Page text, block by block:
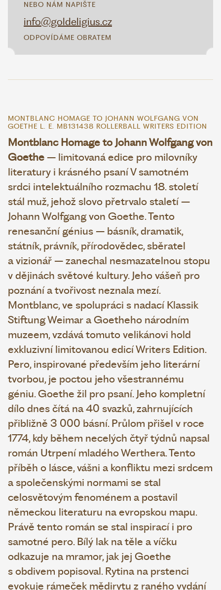
NEBO NÁM NAPIŠTE
info@goldeligius.cz
ODPOVÍDÁME OBRATEM
MONTBLANC HOMAGE TO JOHANN WOLFGANG VON
GOETHE L. E. MB131438 ROLLERBALL WRITERS EDITION
Montblanc Homage to Johann Wolfgang von
Goethe – limitovaná edice pro milovníky
literatury i krásného psaní V samotném
srdci intelektuálního rozmachu 18. století
stál muž, jehož slovo přetrvalo staletí –
Johann Wolfgang von Goethe. Tento
renesanční génius – básník, dramatik,
státník, právník, přírodovědec, sběratel
a vizionář – zanechal nesmazatelnou stopu
v dějinách světové kultury. Jeho vášeň pro
poznání a tvořivost neznala mezí.
Montblanc, ve spolupráci s nadací Klassik
Stiftung Weimar a Goetheho národním
muzeem, vzdává tomuto velikánovi hold
exkluzivní limitovanou edicí Writers Edition.
Pero, inspirované především jeho literární
tvorbou, je poctou jeho všestrannému
géniu. Goethe žil pro psaní. Jeho kompletní
dílo dnes čítá na 40 svazků, zahrnujících
přibližně 3 000 básní. Průlom přišel v roce
1774, kdy během necelých čtyř týdnů napsal
román Utrpení mladého Werthera. Tento
příběh o lásce, vášni a konfliktu mezi srdcem
a společenskými normami se stal
celosvětovým fenoménem a postavil
německou literaturu na evropskou mapu.
Právě tento román se stal inspirací i pro
samotné pero. Bílý lak na těle a víčku
odkazuje na mramor, jak jej Goethe
s obdivem popisoval. Rytina na prstenci
evokuje rámeček mědirytu z raného vydání